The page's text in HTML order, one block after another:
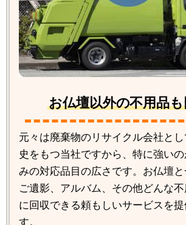
お仏壇以外の不用品
元々は廃棄物のリサイクル会社と
史をもつ当社ですから、特に強い
みの対応品目の広さです。お仏壇と
ご遺影、アルバム、その他どんな
に回収できる頼もしいサービスを提
す。